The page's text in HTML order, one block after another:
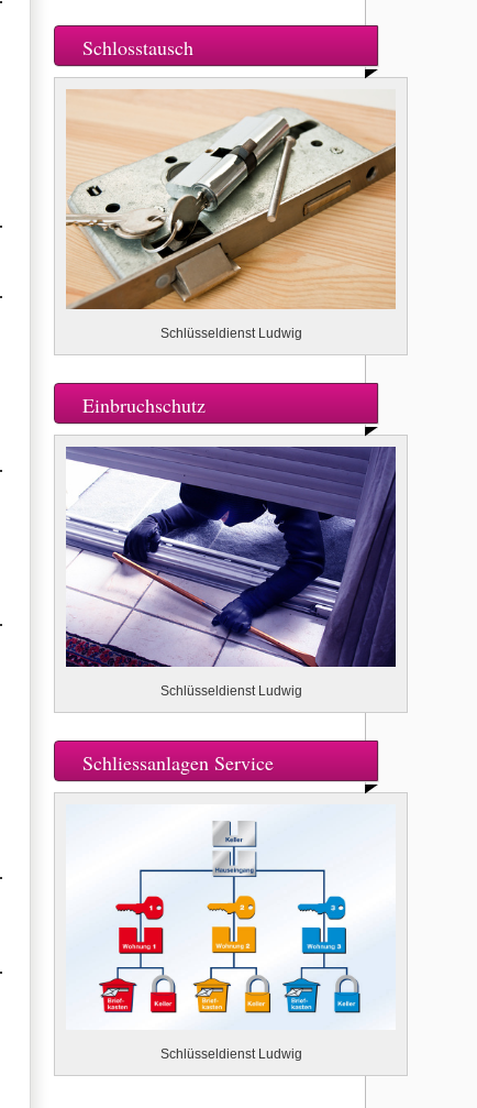
Schlosstausch
Schlüsseldienst Ludwig
Einbruchschutz
Schlüsseldienst Ludwig
Schliessanlagen Service
Schlüsseldienst Ludwig